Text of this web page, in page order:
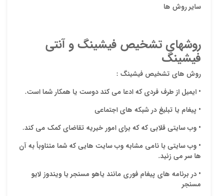
سایر روش ها
روشهاي تشخیص فیشینگ و آنتی
فیشینگ
روش هاي تشخیص فیشینگ :
• ایمیل از طرف فردي که ادعا می کند دوست یا همکار شما است.
• پیغام یا تبلیغ در شبکه هاي اجتماعی
• وب سایتی قلابی که که براي امور خیریه تقاضاي کمک می کند.
• وب سایتی با نامی مشابه وب سایت هایی که شما متناوباً به آن
ها سر می زنید.
• در برنامه هاي پیغام فوري مانند یاهو مسنجر یا ویندوز لایو
مسنجر